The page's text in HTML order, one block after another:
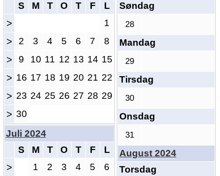
S
M T O T F L
> 1
> 2 3 4 5 6 7 8
> 9 10 11 12 13 14 15
> 16 17 18 19 20 21 22
> 23 24 25 26 27 28 29
> 30
Søndag
28
Mandag
29
Tirsdag
30
Onsdag
31
August 2024
Torsdag
Juli 2024
S
M T O T F L
> 1 2 3 4 5 6